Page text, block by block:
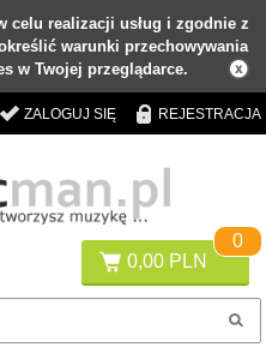
celu realizacji usług i zgodnie z
warunki przechowywania
w Twojej przeglądarce.
ZALOGUJ SIĘ REJESTRACJA
0,00 PLN
0